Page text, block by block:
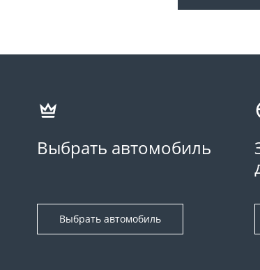
Выбрать автомобиль
Выбрать автомобиль